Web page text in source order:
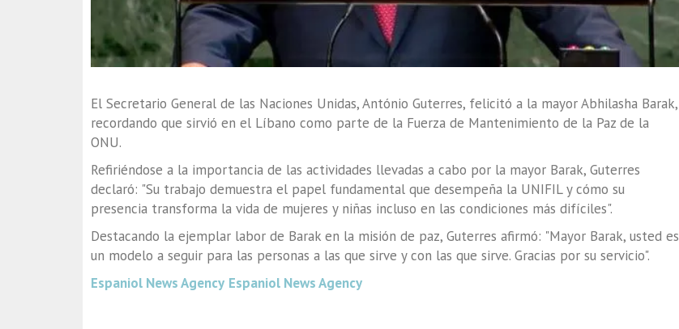
El Secretario General de las Naciones Unidas, António Guterres, felicitó a la mayor Abhilasha Barak,
recordando que sirvió en el Líbano como parte de la Fuerza de Mantenimiento de la Paz de la
ONU.
Refiriéndose a la importancia de las actividades llevadas a cabo por la mayor Barak, Guterres
declaró: "Su trabajo demuestra el papel fundamental que desempeña la UNIFIL y cómo su
presencia transforma la vida de mujeres y niñas incluso en las condiciones más difíciles".
Destacando la ejemplar labor de Barak en la misión de paz, Guterres afirmó: "Mayor Barak, usted es
un modelo a seguir para las personas a las que sirve y con las que sirve. Gracias por su servicio".
Espaniol News Agency Espaniol News Agency